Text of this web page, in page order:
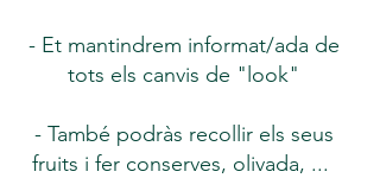
- Et mantindrem informat/ada de
tots els canvis de "look"
- També podràs recollir els seus
fruits i fer conserves, olivada, ...